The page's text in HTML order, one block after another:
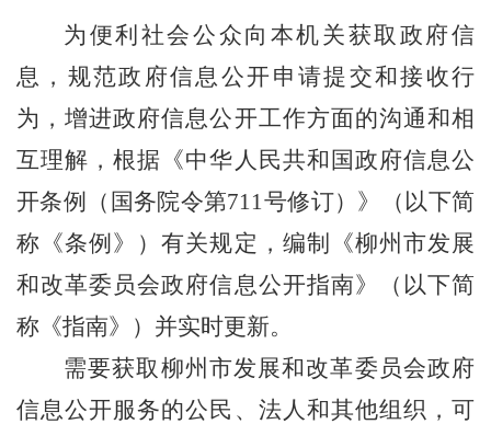
为便利社会公众向本机关获取政府信
息，规范政府信息公开申请提交和接收行
为，增进政府信息公开工作方面的沟通和相
互理解，根据《中华人民共和国政府信息公
开条例（国务院令第711号修订）》（以下简
称《条例》）有关规定，编制《柳州市发展
和改革委员会政府信息公开指南》（以下简
称《指南》）并实时更新。
需要获取柳州市发展和改革委员会政府
信息公开服务的公民、法人和其他组织，可